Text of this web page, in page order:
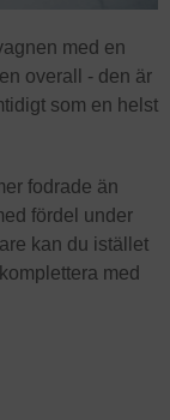
med en
overall - den är
som en helst
fodrade än
fördel under
kan du istället
med